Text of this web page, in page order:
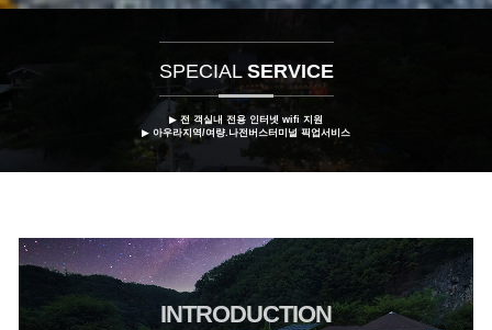
SPECIAL SERVICE
▶ 전 객실내 전용 인터넷 wifi 지원
▶ 아우라지역/여량.나전버스터미널 픽업서비스
INTRODUCTION